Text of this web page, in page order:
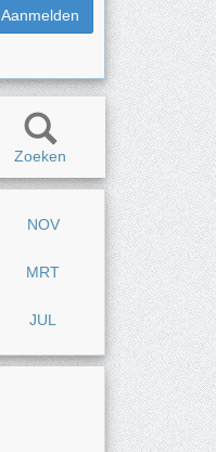
Aanmelden
Zoeken
NOV
MRT
JUL